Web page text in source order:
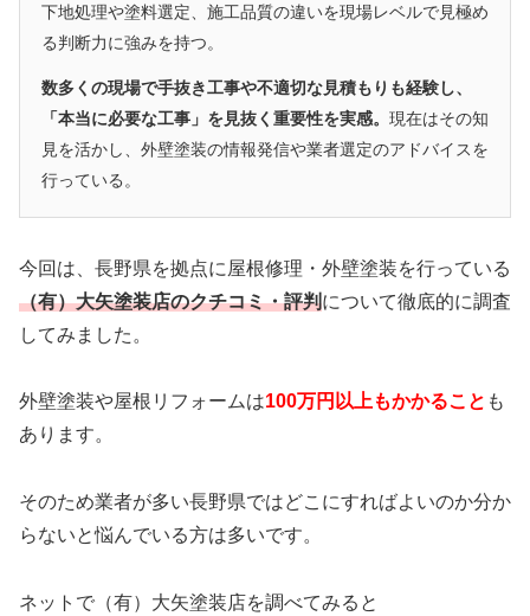
下地処理や塗料選定、施工品質の違いを現場レベルで見極め
る判断力に強みを持つ。
数多くの現場で手抜き工事や不適切な見積もりも経験し、
「本当に必要な工事」を見抜く重要性を実感。 現在はその知
見を活かし、外壁塗装の情報発信や業者選定のアドバイスを
行っている。
今回は、長野県を拠点に屋根修理・外壁塗装を行っている
（有）大矢塗装店のクチコミ・評判について徹底的に調査
してみました。
外壁塗装や屋根リフォームは100万円以上もかかること も
あります。
そのため業者が多い長野県ではどこにすればよいのか分か
らないと悩んでいる方は多いです。
ネットで（有）大矢塗装店を調べてみると